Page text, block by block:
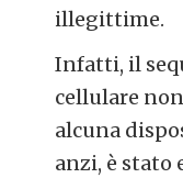
illegittime.
Infatti, il
cellulare
alcuna
anzi, è stato